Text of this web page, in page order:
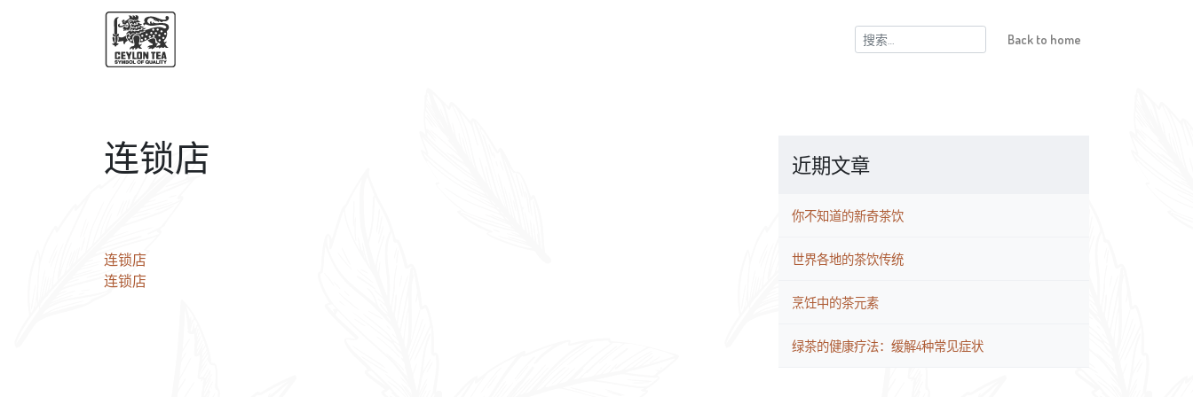
搜
索：
Back to home
近期文章
你不知道的新奇茶饮
世界各地的茶饮传统
烹饪中的茶元素
绿茶的健康疗法：缓解4种常见症状
连锁店
文
章
连锁店
连锁店